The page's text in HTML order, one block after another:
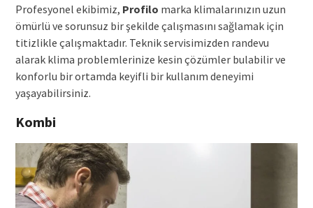
Profesyonel ekibimiz, Profilo marka klimalarınızın uzun
ömürlü ve sorunsuz bir şekilde çalışmasını sağlamak için
titizlikle çalışmaktadır. Teknik servisimizden randevu
alarak klima problemlerinize kesin çözümler bulabilir ve
konforlu bir ortamda keyifli bir kullanım deneyimi
yaşayabilirsiniz.
Kombi